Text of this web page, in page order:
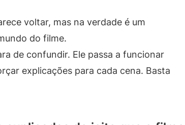
voltar, mas na verdade é um
do filme.
de confundir. Ele passa a funcionar
explicações para cada cena. Basta